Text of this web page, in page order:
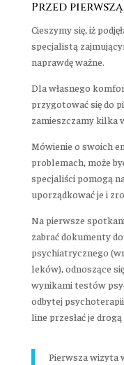
Przed
Cieszymy się, iż
specjalistą
naprawdę ważne.
Dla własnego
przygotować się do
zamieszczamy kilka
Mówienie o swoich
problemach, może
specjaliści pomogą
uporządkować je i
Na pierwsze
zabrać dokumenty
psychiatrycznego
leków), odnoszące
wynikami testów
odbytej
line przesłać je
Pierwsza wizyta